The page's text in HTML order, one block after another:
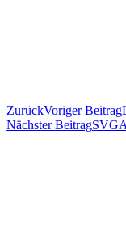
ZurückVoriger Beitrag
Nächster Beitrag